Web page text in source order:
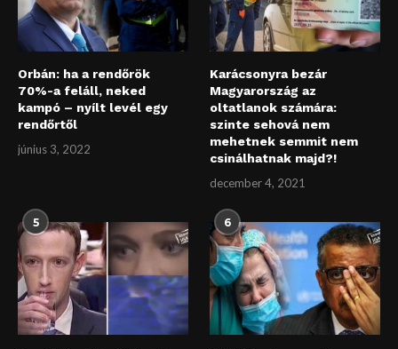
Orbán: ha a rendőrök
70%-a feláll, neked
kampó – nyílt levél egy
rendőrtől
június 3, 2022
Karácsonyra bezár
Magyarország az
oltatlanok számára:
szinte sehová nem
mehetnek semmit nem
csinálhatnak majd?!
december 4, 2021
5 6